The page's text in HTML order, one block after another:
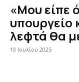
«Μου είπε
υπουργείο
λεφτά θα
10 Ιουλίου 2025